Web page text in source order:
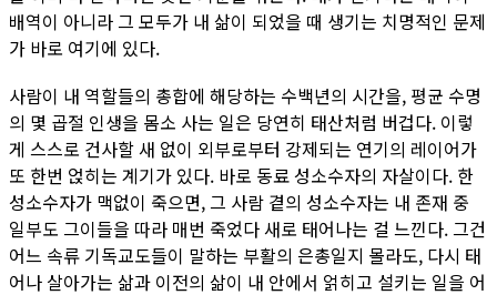
배역이 아니라 그 모두가 내 삶이 되었을 때 생기는 치명적인 문제
가 바로 여기에 있다.
사람이 내 역할들의 총합에 해당하는 수백년의 시간을, 평균 수명
의 몇 곱절 인생을 몸소 사는 일은 당연히 태산처럼 버겁다. 이렇
게 스스로 건사할 새 없이 외부로부터 강제되는 연기의 레이어가
또 한번 얹히는 계기가 있다. 바로 동료 성소수자의 자살이다. 한
성소수자가 맥없이 죽으면, 그 사람 곁의 성소수자는 내 존재 중
일부도 그이들을 따라 매번 죽었다 새로 태어나는 걸 느낀다. 그건
어느 속류 기독교도들이 말하는 부활의 은총일지 몰라도, 다시 태
어나 살아가는 삶과 이전의 삶이 내 안에서 얽히고 설키는 일을 어